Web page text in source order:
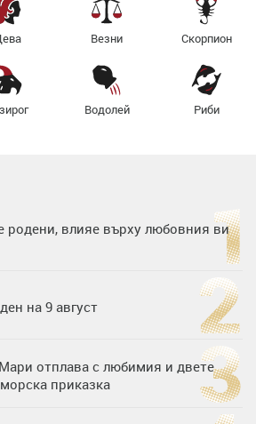
Везни Скорпион
Водолей Риби
родени, влияе върху любовния ви
на 9 август
отплава с любимия и двете
приказка